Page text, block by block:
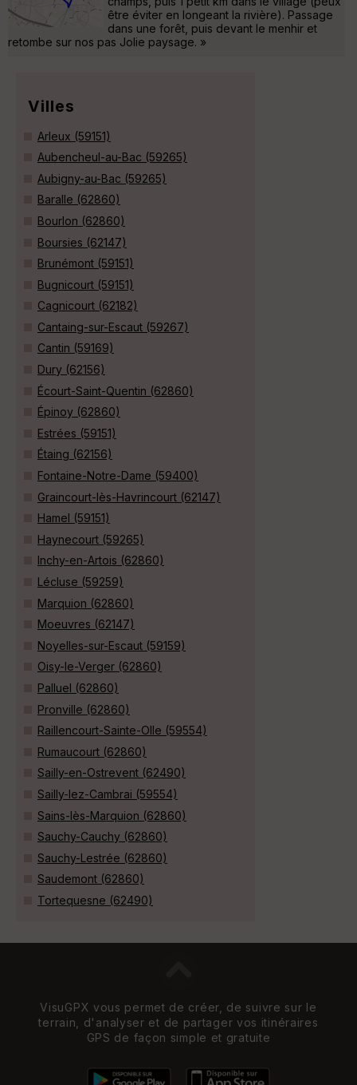
être éviter en longeant la rivière). Passage
dans une forêt, puis devant le menhir et
retombe sur nos pas Jolie paysage. »
Villes
Arleux (59151)
Aubencheul-au-Bac (59265)
Aubigny-au-Bac (59265)
Baralle (62860)
Bourlon (62860)
Boursies (62147)
Brunémont (59151)
Bugnicourt (59151)
Cagnicourt (62182)
Cantaing-sur-Escaut (59267)
Cantin (59169)
Dury (62156)
Écourt-Saint-Quentin (62860)
Épinoy (62860)
Estrées (59151)
Étaing (62156)
Fontaine-Notre-Dame (59400)
Graincourt-lès-Havrincourt (62147)
Hamel (59151)
Haynecourt (59265)
Inchy-en-Artois (62860)
Lécluse (59259)
Marquion (62860)
Moeuvres (62147)
Noyelles-sur-Escaut (59159)
Oisy-le-Verger (62860)
Palluel (62860)
Pronville (62860)
Raillencourt-Sainte-Olle (59554)
Rumaucourt (62860)
Sailly-en-Ostrevent (62490)
Sailly-lez-Cambrai (59554)
Sains-lès-Marquion (62860)
Sauchy-Cauchy (62860)
Sauchy-Lestrée (62860)
Saudemont (62860)
Tortequesne (62490)
VisuGPX vous permet de créer, de suivre sur le
terrain, d'analyser et de partager vos itinéraires
GPS de façon simple et gratuite